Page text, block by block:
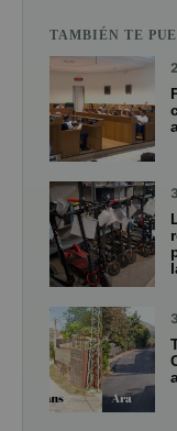
TAMBIÉN TE